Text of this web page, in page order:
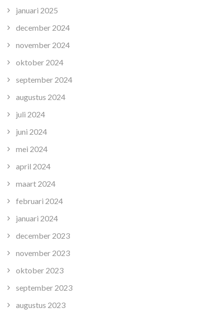
januari 2025
december 2024
november 2024
oktober 2024
september 2024
augustus 2024
juli 2024
juni 2024
mei 2024
april 2024
maart 2024
februari 2024
januari 2024
december 2023
november 2023
oktober 2023
september 2023
augustus 2023